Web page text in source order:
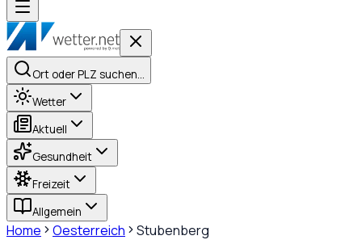
Ort oder PLZ suchen…
Wetter
Aktuell
Gesundheit
Freizeit
Allgemein
Home Oesterreich Stubenberg